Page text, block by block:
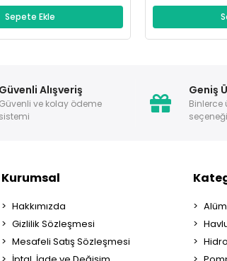
Sepete Ekle
Güvenli Alışveriş
Güvenli ve kolay ödeme
sistemi
Geniş
seçeneği
Kurumsal
Hakkımızda
Gizlilik Sözleşmesi
Mesafeli Satış Sözleşmesi